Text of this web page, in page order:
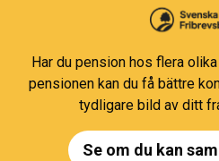
Har du pension hos flera
pensionen kan du få bättre
tydligare bild av ditt
Se om du kan